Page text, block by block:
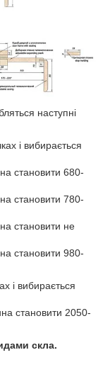
наступні
і вибирається
становити 680-
становити 780-
становити не
становити 980-
і вибирається
становити 2050-
скла.